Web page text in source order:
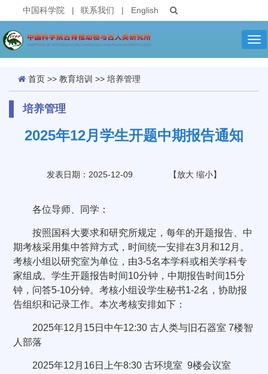
中国科学院 | 联系我们 | English
首页 >> 教育培训 >> 培养管理
培养管理
2025年12月学生开题中期报告通知
发表日期：2025-12-09 【放大 缩小】
各位导师、同学：
按照国科大要求和研究所规定，每年的开题报告、中
期考核采用集中答辩方式，时间统一安排在3月和12月。
考核小组以研究室为单位，由3-5名本学科或相关学科专
家组成。学生开题报告时间10分钟，中期报告时间15分
钟，问答5-10分钟。考核小组设学生秘书1-2名，协助报
告组织和记录工作。本次考核安排如下：
2025年12月15日中午12:30 古人类与旧石器室 7楼智
人部落
2025年12月16日上午8:30 古环境室 9楼会议室